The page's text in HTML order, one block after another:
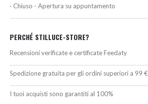
· Chiuso - Apertura su appuntamento
PERCHÉ STILLUCE-STORE?
Recensioni verificate e certificate Feedaty
Spedizione gratuita per gli ordini superiori a 99 €
I tuoi acquisti sono garantiti al 100%